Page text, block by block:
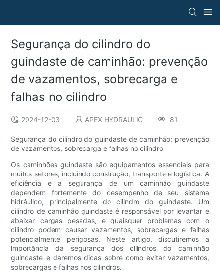
Segurança do cilindro do
guindaste de caminhão: prevenção
de vazamentos, sobrecarga e
falhas no cilindro
2024-12-03 APEX HYDRAULIC 81
Segurança do cilindro do guindaste de caminhão: prevenção
de vazamentos, sobrecarga e falhas no cilindro
Os caminhões guindaste são equipamentos essenciais para
muitos setores, incluindo construção, transporte e logística. A
eficiência e a segurança de um caminhão guindaste
dependem fortemente do desempenho de seu sistema
hidráulico, principalmente do cilindro do guindaste. Um
cilindro de caminhão guindaste é responsável por levantar e
abaixar cargas pesadas, e quaisquer problemas com o
cilindro podem causar vazamentos, sobrecargas e falhas
potencialmente perigosas. Neste artigo, discutiremos a
importância da segurança dos cilindros do caminhão
guindaste e daremos dicas sobre como evitar vazamentos,
sobrecargas e falhas nos cilindros.